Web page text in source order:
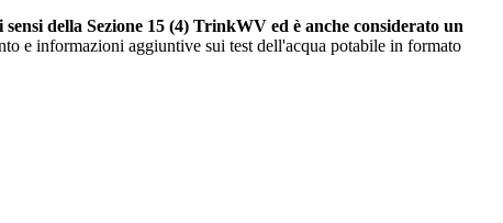
della Sezione 15 (4) TrinkWV ed è anche considerato un
e informazioni aggiuntive sui test dell'acqua potabile in formato